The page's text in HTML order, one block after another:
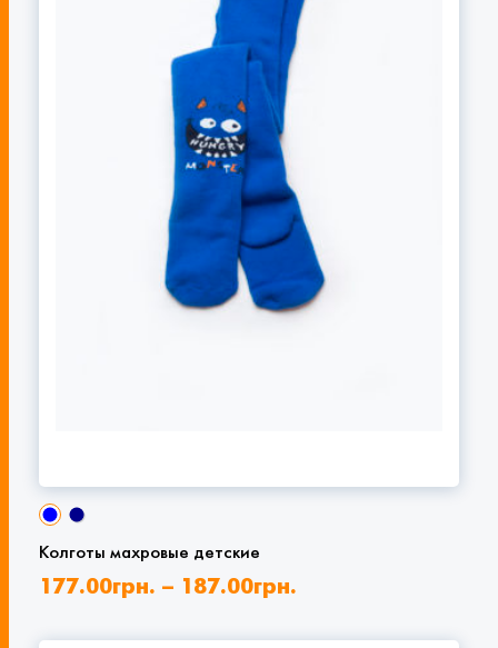
Колготы махровые детские
177.00грн. – 187.00грн.